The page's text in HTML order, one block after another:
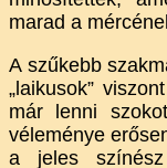
marad a
A szűkebb
„laikusok”
már lenni
véleménye
a jeles